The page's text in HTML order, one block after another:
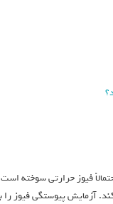
پیوستگی فیوز را با